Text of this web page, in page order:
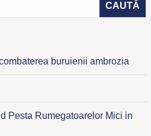
buruienii ambrozia
Pesta Rumegatoarelor Mici in